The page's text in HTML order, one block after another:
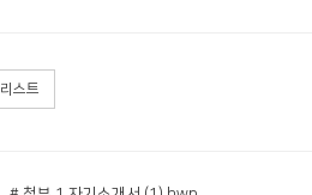
리스트